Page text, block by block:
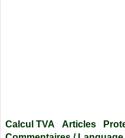
Calcul TVA Articles